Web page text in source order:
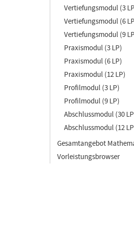
Vertiefungsmodul (3
Vertiefungsmodul (6
Vertiefungsmodul (9
Praxismodul (3 LP)
Praxismodul (6 LP)
Praxismodul (12 LP)
Profilmodul (3 LP)
Profilmodul (9 LP)
Abschlussmodul (30
Abschlussmodul (12
Gesamtangebot
Vorleistungsbrowser